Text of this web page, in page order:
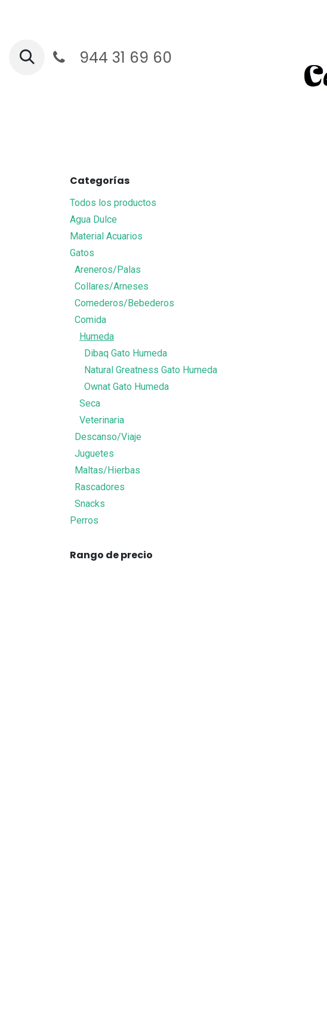
944 31 69 60
Categorías
Todos los productos
Agua Dulce
Material Acuarios
Gatos
Areneros/Palas
Collares/Arneses
Comederos/Bebederos
Comida
Humeda
Dibaq Gato Humeda
Natural Greatness Gato Humeda
Ownat Gato Humeda
Seca
Veterinaria
Descanso/Viaje
Juguetes
Maltas/Hierbas
Rascadores
Snacks
Perros
Rango de precio